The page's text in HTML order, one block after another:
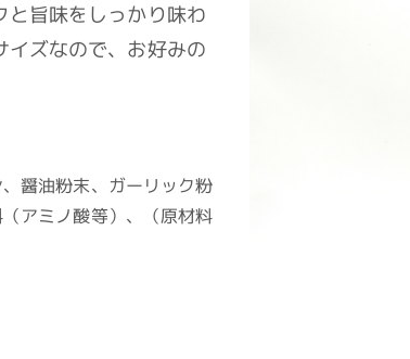
旨味をしっかり味わ
イズなので、お好みの
醤油粉末、ガーリック粉
アミノ酸等）、（原材料